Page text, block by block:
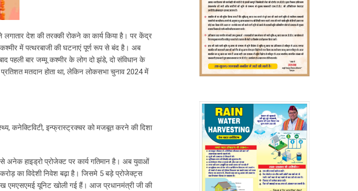
देश की तरक्की रोकने का कार्य किया है। पर केंद्र
में पत्थरबाजी की घटनाएं पूर्ण रूप से बंद है। अब
पहली बार जम्मू कश्मीर के लोग दो झंडे, दो संविधान के
मतदान होता था, लेकिन लोकसभा चुनाव 2024 में
कनेक्टिविटी, इन्फ्रास्ट्रक्चर को मजबूत करने की दिशा
हाइड्रो प्रोजेक्ट पर कार्य गतिमान है। अब युवाओं
का विदेशी निवेश बढ़ा है। जिसमे 5 बड़े प्रोजेक्ट्स
एमएसएमई यूनिट खोली गई हैं। आज प्रधानमंत्री जी की